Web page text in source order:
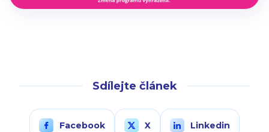
Sdílejte článek
Facebook X Linkedin